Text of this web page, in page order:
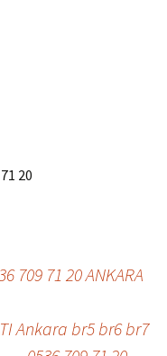
20
709 71 20 ANKARA
Ankara br5 br6 br7